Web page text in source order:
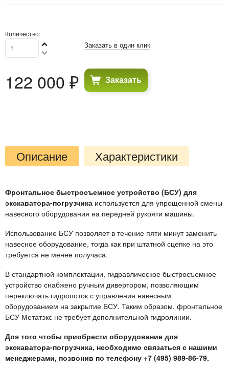
Количество:
122 000 ₽
Заказать в один клик
Заказать
Описание Характеристики
Фронтальное быстросъемное устройство (БСУ) для
экскаватора-погрузчика используется для упрощенной смены
навесного оборудования на передней рукояти машины.
Использование БСУ позволяет в течение пяти минут заменить
навесное оборудование, тогда как при штатной сцепке на это
требуется не менее получаса.
В стандартной комплектации, гидравлическое быстросъемное
устройство снабжено ручным дивертором, позволяющим
переключать гидропоток с управления навесным
оборудованием на закрытие БСУ. Таким образом, фронтальное
БСУ Метатэкс не требует дополнительной гидролинии.
Для того чтобы приобрести оборудование для
экскаватора-погрузчика, необходимо связаться с нашими
менеджерами, позвонив по телефону +7 (495) 989-86-79.